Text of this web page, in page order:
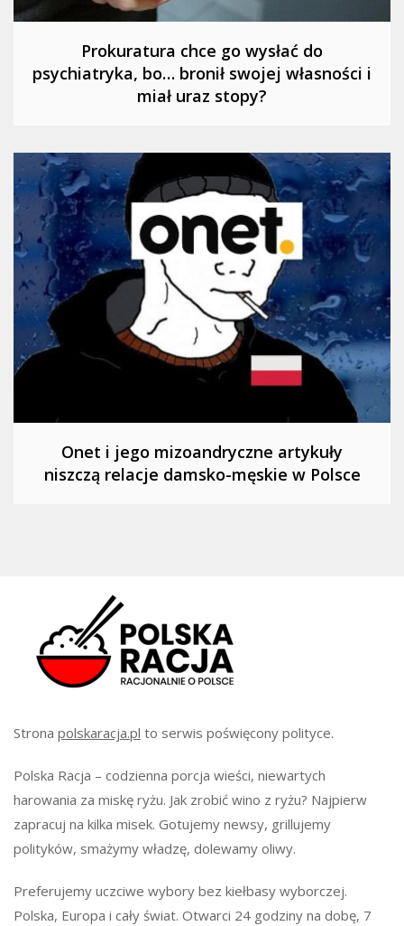
Prokuratura chce go wysłać do
psychiatryka, bo… bronił swojej własności i
miał uraz stopy?
Onet i jego mizoandryczne artykuły
niszczą relacje damsko-męskie w Polsce
Strona polskaracja.pl to serwis poświęcony polityce.
Polska Racja – codzienna porcja wieści, niewartych
harowania za miskę ryżu. Jak zrobić wino z ryżu? Najpierw
zapracuj na kilka misek. Gotujemy newsy, grillujemy
polityków, smażymy władzę, dolewamy oliwy.
Preferujemy uczciwe wybory bez kiełbasy wyborczej.
Polska, Europa i cały świat. Otwarci 24 godziny na dobę, 7